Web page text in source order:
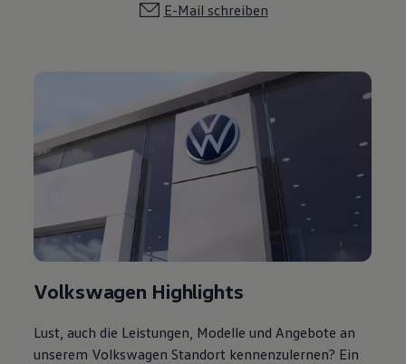
E-Mail schreiben
Volkswagen Highlights
Lust, auch die Leistungen, Modelle und Angebote an
unserem Volkswagen Standort kennenzulernen? Ein